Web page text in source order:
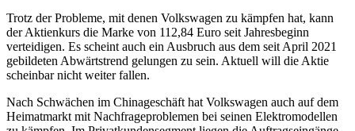
Trotz der Probleme, mit denen Volkswagen zu kämpfen hat, kann
der Aktienkurs die Marke von 112,84 Euro seit Jahresbeginn
verteidigen. Es scheint auch ein Ausbruch aus dem seit April 2021
gebildeten Abwärtstrend gelungen zu sein. Aktuell will die Aktie
scheinbar nicht weiter fallen.
Nach Schwächen im Chinageschäft hat Volkswagen auch auf dem
Heimatmarkt mit Nachfrageproblemen bei seinen Elektromodellen